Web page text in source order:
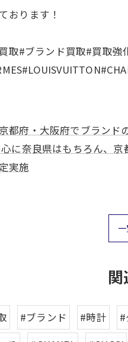
おります！
取#ブランド買取#買取
都府・大阪府でブランド
に奈良県はもちろん、
実施
#ブランド #時計